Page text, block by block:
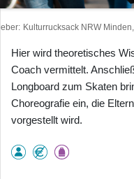
Kulturrucksack NRW
Hier wird theoretisches
Coach vermittelt.
Longboard zum Skaten
Choreografie ein, die
vorgestellt wird.